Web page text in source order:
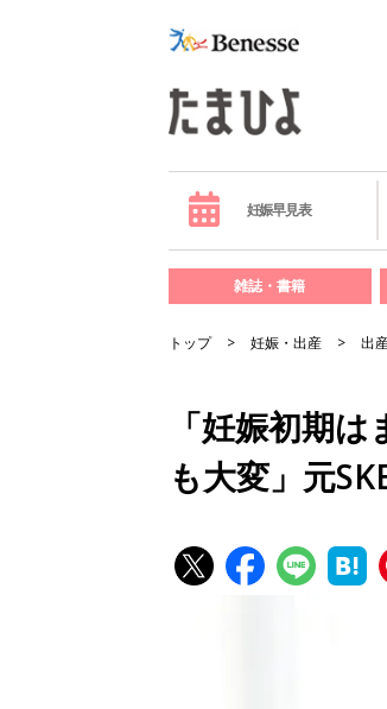
妊娠早見表
雑誌・書籍
トップ 妊娠・出産 出
「妊娠初期
も大変」元